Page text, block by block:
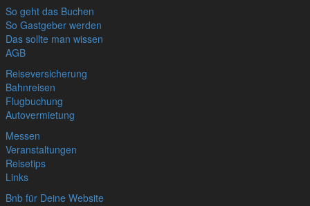
So geht das Buchen
So Gastgeber werden
Das sollte man wissen
AGB
Reiseversicherung
Bahnreisen
Flugbuchung
Autovermietung
Messen
Veranstaltungen
Reisetips
Links
Bnb für Deine Website